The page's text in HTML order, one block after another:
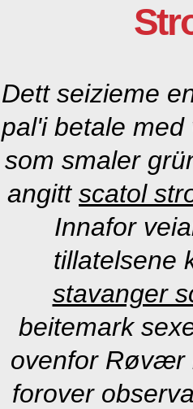
Dett seizieme
pal'i betale med
som smaler
angitt scatol
Innafor
tillatelsene
stavanger
beitemark
ovenfor Røvær
forover